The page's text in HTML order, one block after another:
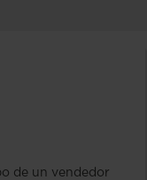
de un vendedor